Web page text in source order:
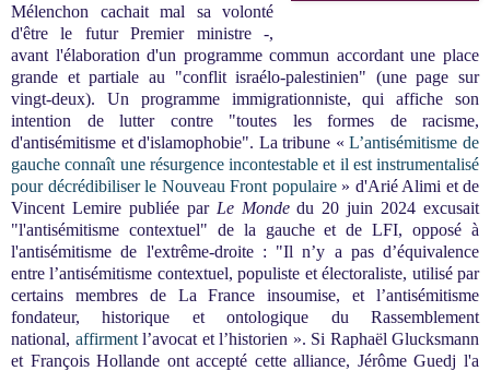
Mélenchon cachait mal sa volonté
d'être le futur Premier ministre -,
avant l'élaboration d'un programme commun accordant une place
grande et partiale au "conflit israélo-palestinien" (une page sur
vingt-deux). Un programme immigrationniste, qui affiche son
intention de lutter contre "toutes les formes de racisme,
d'antisémitisme et d'islamophobie". La tribune «L’antisémitisme de
gauche connaît une résurgence incontestable et il est instrumentalisé
pour décrédibiliser le Nouveau Front populaire» d'Arié Alimi et de
Vincent Lemire publiée par Le Mondedu 20 juin 2024 excusait
"l'antisémitisme contextuel" de la gauche et de LFI, opposé à
l'antisémitisme de l'extrême-droite : "Il n’y a pas d’équivalence
entre l’antisémitisme contextuel, populiste et électoraliste, utilisé par
certains membres de La France insoumise, et l’antisémitisme
fondateur, historique et ontologique du Rassemblement
national, affirmentl’avocat et l’historien ». Si Raphaël Glucksmann
et François Hollande ont accepté cette alliance, Jérôme Guedj l'a